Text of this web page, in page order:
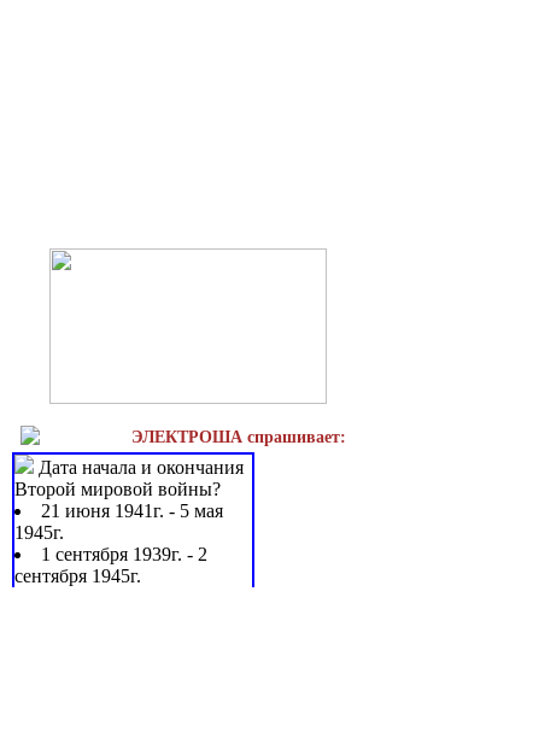
ЭЛЕКТРОША спрашивает:
Дата начала и окончания
Второй мировой войны?
21 июня 1941г. - 5 мая
1945г.
1 сентября 1939г. - 2
сентября 1945г.